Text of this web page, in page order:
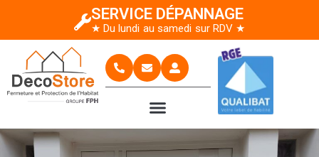
SERVICE DÉPANNAGE
★ Du lundi au samedi sur RDV ★